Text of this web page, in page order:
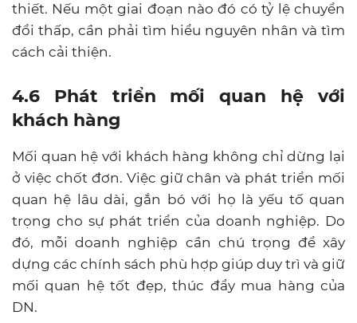
thiết. Nếu một giai đoạn nào đó có tỷ lệ chuyển
đổi thấp, cần phải tìm hiểu nguyên nhân và tìm
cách cải thiện.
4.6 Phát triển mối quan hệ với
khách hàng
Mối quan hệ với khách hàng không chỉ dừng lại
ở việc chốt đơn. Việc giữ chân và phát triển mối
quan hệ lâu dài, gắn bó với họ là yếu tố quan
trọng cho sự phát triển của doanh nghiệp. Do
đó, mỗi doanh nghiệp cần chú trọng để xây
dựng các chính sách phù hợp giúp duy trì và giữ
mối quan hệ tốt đẹp, thúc đẩy mua hàng của
DN.